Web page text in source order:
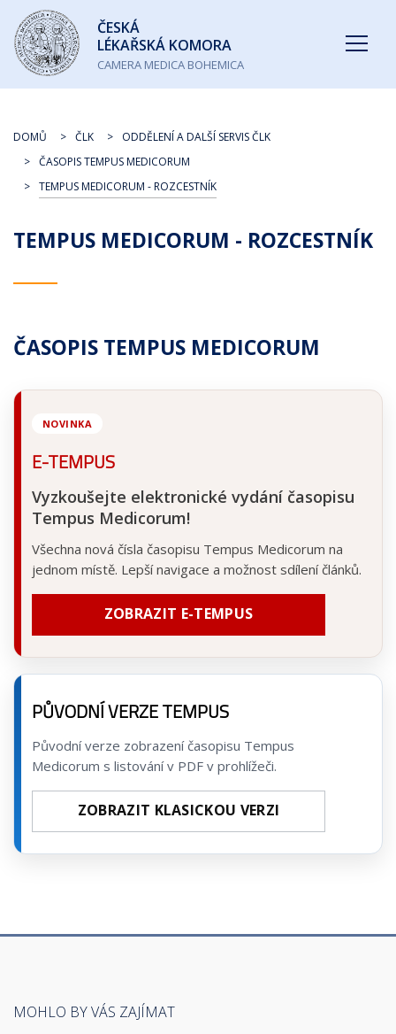
Česká
lékařská
komora
ČESKÁ
LÉKAŘSKÁ KOMORA
CAMERA MEDICA BOHEMICA
TEMPUS MEDICORUM - ROZCESTNÍK
DOMŮ ČLK
ODDĚLENÍ A DALŠÍ SERVIS ČLK
ČASOPIS TEMPUS MEDICORUM
TEMPUS MEDICORUM - ROZCESTNÍK
ČASOPIS TEMPUS MEDICORUM
NOVINKA
E-TEMPUS
Vyzkoušejte elektronické vydání časopisu
Tempus Medicorum!
Všechna nová čísla časopisu Tempus Medicorum na
jednom místě. Lepší navigace a možnost sdílení článků.
ZOBRAZIT E-TEMPUS
PŮVODNÍ VERZE TEMPUS
Původní verze zobrazení časopisu Tempus
Medicorum s listování v PDF v prohlížeči.
ZOBRAZIT KLASICKOU VERZI
MOHLO BY VÁS ZAJÍMAT